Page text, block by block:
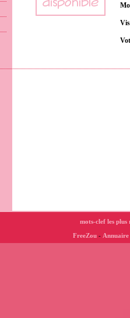
mots-clef les plus
FreeZou -